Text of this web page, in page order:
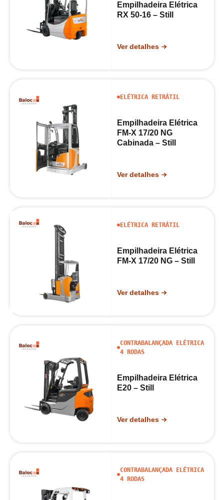
Empilhadeira Elétrica
RX 50-16 – Still
Ver detalhes
ELÉTRICA RETRÁTIL
Empilhadeira Elétrica
FM-X 17/20 NG
Cabinada – Still
Ver detalhes
ELÉTRICA RETRÁTIL
Empilhadeira Elétrica
FM-X 17/20 NG – Still
Ver detalhes
CONTRABALANÇADA ELÉTRICA
4 RODAS
Empilhadeira Elétrica
E20 – Still
Ver detalhes
CONTRABALANÇADA ELÉTRICA
4 RODAS